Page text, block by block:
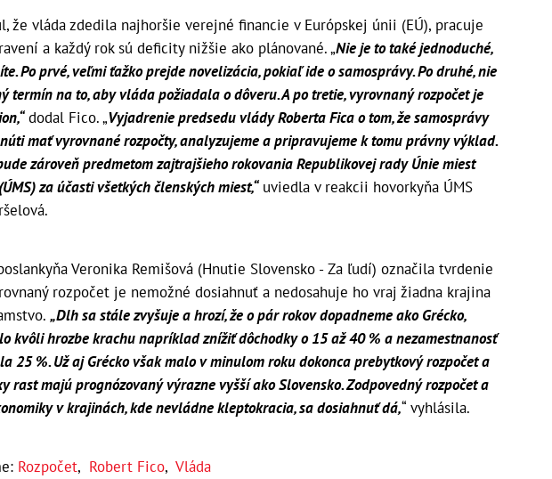
že vláda zdedila najhoršie verejné financie v Európskej únii (EÚ), pracuje
a každý rok sú deficity nižšie ako plánované. „Nie je to také jednoduché,
Po prvé, veľmi ťažko prejde novelizácia, pokiaľ ide o samosprávy. Po druhé, nie
termín na to, aby vláda požiadala o dôveru. A po tretie, vyrovnaný rozpočet je
dodal Fico. „Vyjadrenie predsedu vlády Roberta Fica o tom, že samosprávy
mať vyrovnané rozpočty, analyzujeme a pripravujeme k tomu právny výklad.
zároveň predmetom zajtrajšieho rokovania Republikovej rady Únie miest
za účasti všetkých členských miest,“uviedla v reakcii hovorkyňa ÚMS
Veronika Remišová (Hnutie Slovensko - Za ľudí) označila tvrdenie
rozpočet je nemožné dosiahnuť a nedosahuje ho vraj žiadna krajina
„Dlh sa stále zvyšuje a hrozí, že o pár rokov dopadneme ako Grécko,
kvôli hrozbe krachu napríklad znížiť dôchodky o 15 až 40 % a nezamestnanosť
25 %. Už aj Grécko však malo v minulom roku dokonca prebytkový rozpočet a
rast majú prognózovaný výrazne vyšší ako Slovensko. Zodpovedný rozpočet a
v krajinách, kde nevládne kleptokracia, sa dosiahnuť dá,“ vyhlásila.
Rozpočet, Robert Fico, Vláda